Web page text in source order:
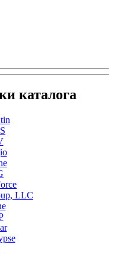
каталога
LLC